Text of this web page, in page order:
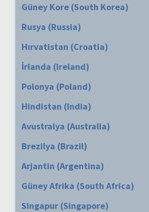
Güney Kore (South Korea)
Rusya (Russia)
Hırvatistan (Croatia)
İrlanda (Ireland)
Polonya (Poland)
Hindistan (India)
Avustralya (Australia)
Brezilya (Brazil)
Arjantin (Argentina)
Güney Afrika (South Africa)
Singapur (Singapore)